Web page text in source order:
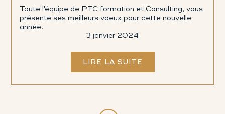
Toute l'équipe de PTC formation et Consulting, vous
présente ses meilleurs voeux pour cette nouvelle
année.
3 janvier 2024
LIRE LA SUITE